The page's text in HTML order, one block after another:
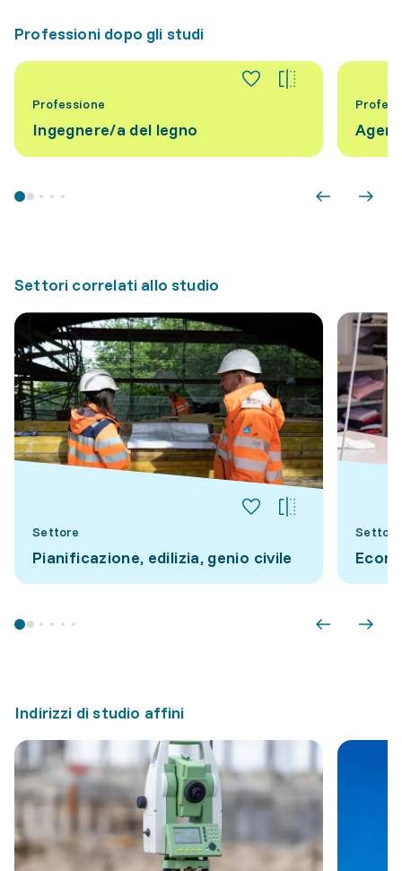
Professioni dopo gli studi
Professione
Ingegnere/a del legno
Settori correlati allo studio
Settore
Pianificazione, edilizia, genio civile
Settore
Indirizzi di studio affini